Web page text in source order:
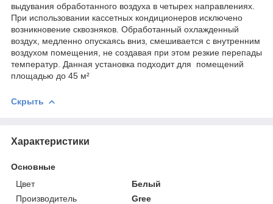
выдувания обработанного воздуха в четырех направлениях.
При использовании кассетных кондиционеров исключено
возникновение сквозняков. Обработанный охлажденный
воздух, медленно опускаясь вниз, смешивается с внутренним
воздухом помещения, не создавая при этом резкие перепады
температур. Данная установка подходит для помещений
площадью до 45 м²
Скрыть
Характеристики
Основные
Цвет
Белый
Производитель
Gree